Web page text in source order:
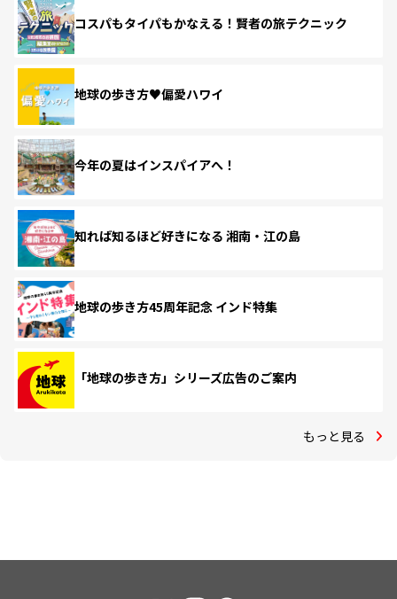
コスパもタイパもかなえる！賢者の旅テクニック
地球の歩き方♥偏愛ハワイ
今年の夏はインスパイアへ！
知れば知るほど好きになる 湘南・江の島
地球の歩き方45周年記念 インド特集
「地球の歩き方」シリーズ広告のご案内
もっと見る